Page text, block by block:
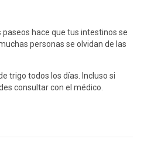
hace que tus intestinos se
personas se olvidan de las
trigo todos los días. Incluso si
consultar con el médico.